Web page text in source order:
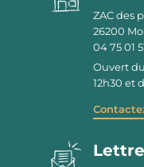
ZAC des
26200
04 75 01
Ouvert
12h30 et